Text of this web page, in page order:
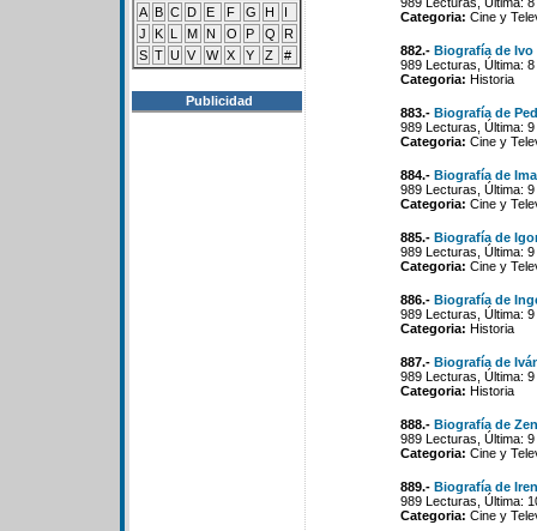
A B C D E F G H
I
J
K L M N O P Q
R
S T U V W X Y Z #
Publicidad
Categoria: Cine y
882.- Biografía de Ivo
989 Lecturas, Última:
Categoria: Historia
883.- Biografía de
989 Lecturas, Última:
Categoria: Cine y
884.- Biografía de
989 Lecturas, Última:
Categoria: Cine y
885.- Biografía de
989 Lecturas, Última:
Categoria: Cine y
886.- Biografía de
989 Lecturas, Última:
Categoria: Historia
887.- Biografía de
989 Lecturas, Última:
Categoria: Historia
888.- Biografía de
989 Lecturas, Última:
Categoria: Cine y
889.- Biografía de
989 Lecturas, Última:
Categoria: Cine y